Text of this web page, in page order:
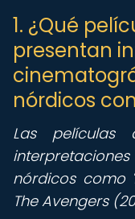
1. ¿Qué
presentan
nórdicos
Las películas
nórdicos como
The Avengers